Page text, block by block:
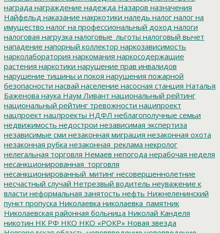
награда награждение надежда Назаров назначения
Найфельд наказание накркотики наледь налог налог на
имущество налог на профессиональный доход налоги
налоговая нагрузка налоговые_льготы налоговый вычет
нападение напорный коллектор наркозависимость
нарколаборатория наркомания наркосодержащие
растения наркотики нарушение прав инвалидов
нарушение тишины и покоя нарушения пожарной
безопасности насвай население насосная станция Наталья
Баженова наука Наум Ливант национальный рейтинг
национальный рейтинг тревожности наципроект
нацпроект нацпроекты НДФЛ неблагополучные семьи
недвижимость недострои независимая экспертиза
независимые сми незаконная миграция незаконная охота
незаконная рубка незаконная_реклама некролог
нелегальная торговля Немаев непогода нерабочая неделя
несанкционированная_торговля
несанкционированный_митинг несовершеннолетние
несчастный случай Нетрезвый водитель неуважение к
власти неформальная занятость нефть Нижнеленинский
пункт пропуска Николаевка николаевка_памятник
Николаевская районная больница Николай Канделя
никотин НК РФ НКО НКО «РОКР» Новая звезда